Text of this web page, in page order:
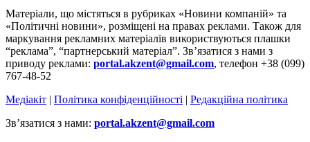
Матеріали, що містяться в рубриках «Новини компаній» та
«Політичні новини», розміщені на правах реклами. Також для
маркування рекламних матеріалів використвуються плашки
“реклама”, “партнерський матеріал”. Зв’язатися з нами з
приводу реклами: portal.akzent@gmail.com, телефон +38 (099)
767-48-52
Медіакіт | Політика конфіденційності | Редакційна політика
Зв’язатися з нами: portal.akzent@gmail.com